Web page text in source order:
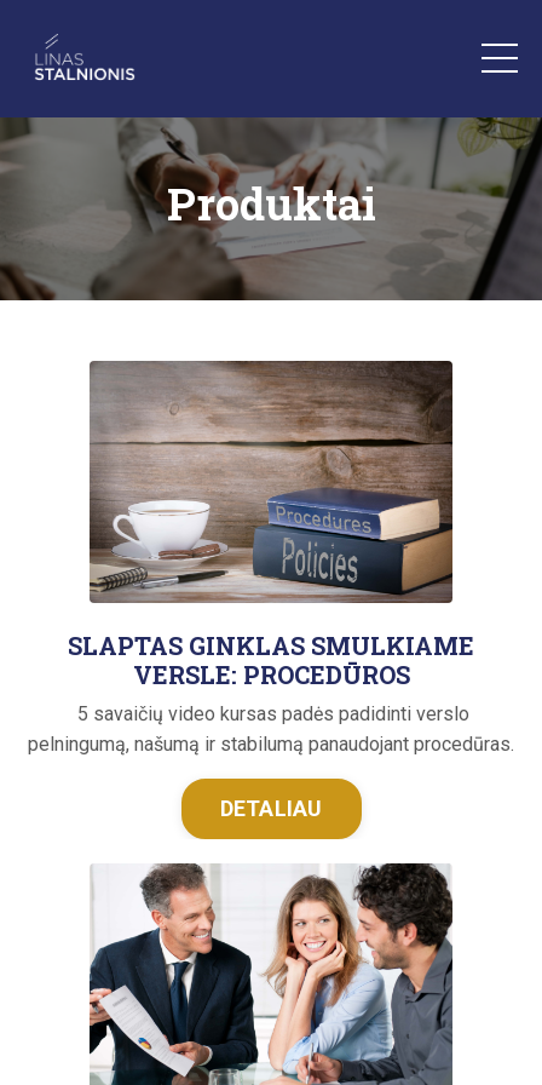
Produktai
SLAPTAS GINKLAS SMULKIAME
VERSLE: PROCEDŪROS
5 savaičių video kursas padės padidinti verslo
pelningumą, našumą ir stabilumą panaudojant procedūras.
DETALIAU